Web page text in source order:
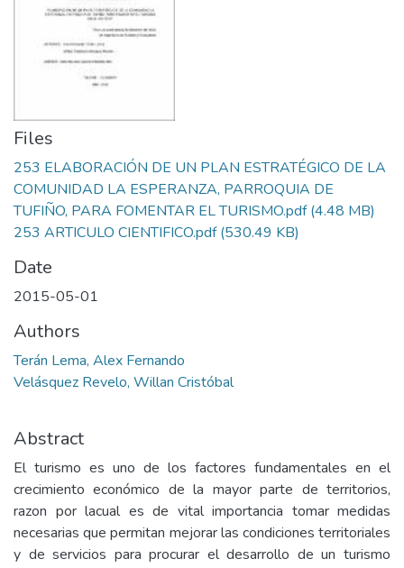
Files
253 ELABORACIÓN DE UN PLAN ESTRATÉGICO DE LA
COMUNIDAD LA ESPERANZA, PARROQUIA DE
TUFIÑO, PARA FOMENTAR EL TURISMO.pdf(4.48 MB)
253 ARTICULO CIENTIFICO.pdf(530.49 KB)
Date
2015-05-01
Authors
Terán Lema, Alex Fernando
Velásquez Revelo, Willan Cristóbal
Abstract
El turismo es uno de los factores fundamentales en el
crecimiento económico de la mayor parte de territorios,
razon por lacual es de vital importancia tomar medidas
necesarias que permitan mejorar las condiciones territoriales
y de servicios para procurar el desarrollo de un turismo